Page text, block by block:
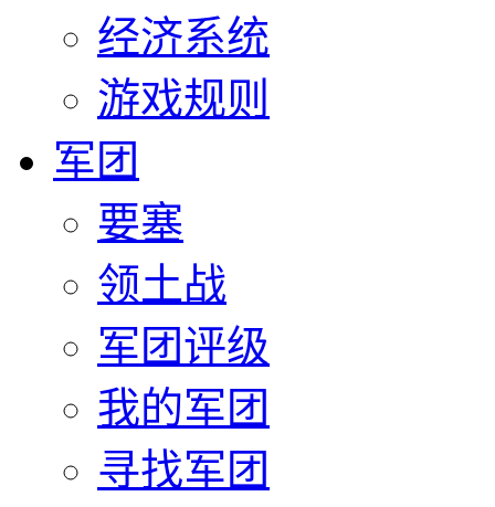
经济系统
游戏规则
军团
要塞
领土战
军团评级
我的军团
寻找军团